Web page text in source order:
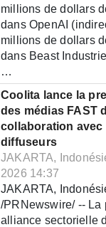
millions de dollars
dans OpenAI
millions de dollars
dans Beast
…
Coolita lance la
des médias FAST
collaboration
diffuseurs
JAKARTA,
2026 14:37
JAKARTA,
/PRNewswire/ -- La
alliance sectorielle